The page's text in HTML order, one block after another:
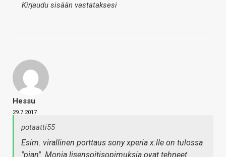
Kirjaudu sisään vastataksesi
Hessu
29.7.2017
potaatti55
Esim. virallinen porttaus sony xperia x:lle on tulossa
''pian''. Monia lisensoitisopimuksia ovat tehneet